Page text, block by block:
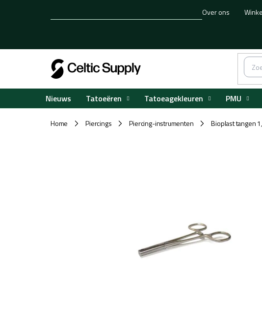
Over ons
Nieuws Tatoeëren Tatoeagekleuren PMU
Home / Piercings / Piercing-instrumenten / Bioplast tangen